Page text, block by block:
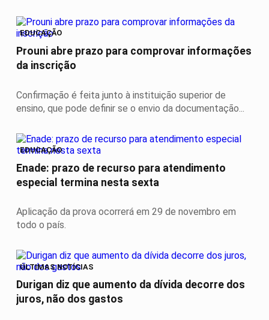
EDUCAÇÃO
Prouni abre prazo para comprovar informações
da inscrição
Confirmação é feita junto à instituição superior de
ensino, que pode definir se o envio da documentação...
EDUCAÇÃO
Enade: prazo de recurso para atendimento
especial termina nesta sexta
Aplicação da prova ocorrerá em 29 de novembro em
todo o país.
ÚLTIMAS NOTÍCIAS
Durigan diz que aumento da dívida decorre dos
juros, não dos gastos